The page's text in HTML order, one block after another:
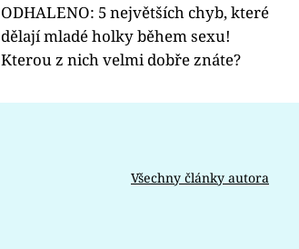
ODHALENO: 5 největších chyb, které
dělají mladé holky během sexu!
Kterou z nich velmi dobře znáte?
Všechny články autora